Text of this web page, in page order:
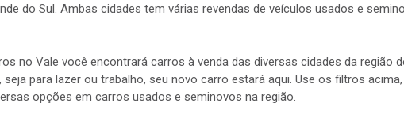
do Sul. Ambas cidades tem várias revendas de veículos usados e
no Vale você encontrará carros à venda das diversas cidades da região
seja para lazer ou trabalho, seu novo carro estará aqui. Use os filtros
opções em carros usados e seminovos na região.